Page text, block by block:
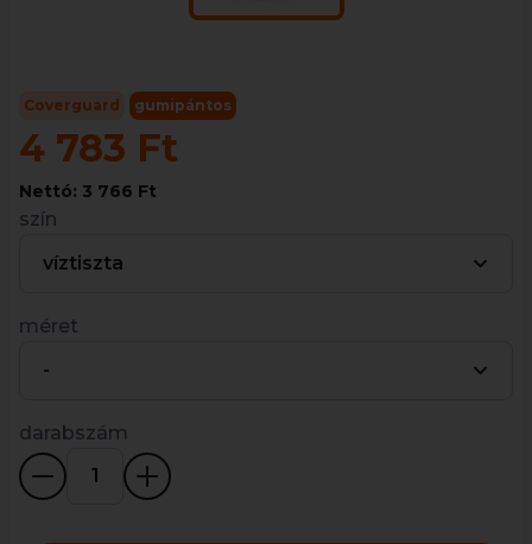
Coverguard gumipántos
4 783 Ft
Nettó: 3 766 Ft
szín
víztiszta
méret
-
darabszám